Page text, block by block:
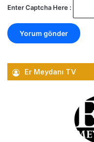
Enter Captcha Here :
Er Meydanı TV